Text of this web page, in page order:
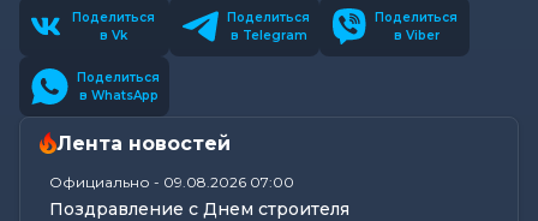
Поделиться
в Vk
Поделиться
в Telegram
Поделиться
в Viber
Поделиться
в WhatsApp
Лента новостей
Официально - 09.08.2026 07:00
Поздравление с Днем строителя